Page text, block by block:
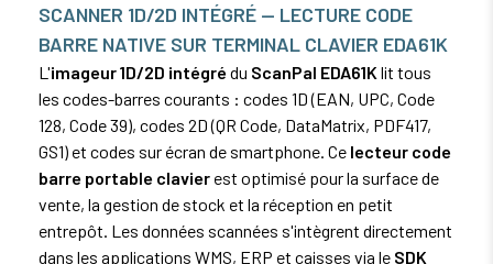
SCANNER 1D/2D INTÉGRÉ — LECTURE CODE
BARRE NATIVE SUR TERMINAL CLAVIER EDA61K
L'imageur 1D/2D intégrédu ScanPal EDA61K lit tous
les codes-barres courants : codes 1D (EAN, UPC, Code
128, Code 39), codes 2D (QR Code, DataMatrix, PDF417,
GS1) et codes sur écran de smartphone. Ce lecteur code
barre portable clavier est optimisé pour la surface de
vente, la gestion de stock et la réception en petit
entrepôt. Les données scannées s'intègrent directement
dans les applications WMS, ERP et caisses via le SDK